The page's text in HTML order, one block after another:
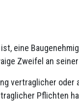
eine
Zweifel an
vertraglicher oder
Pflichten